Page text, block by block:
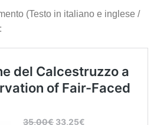
(Testo in italiano e inglese /